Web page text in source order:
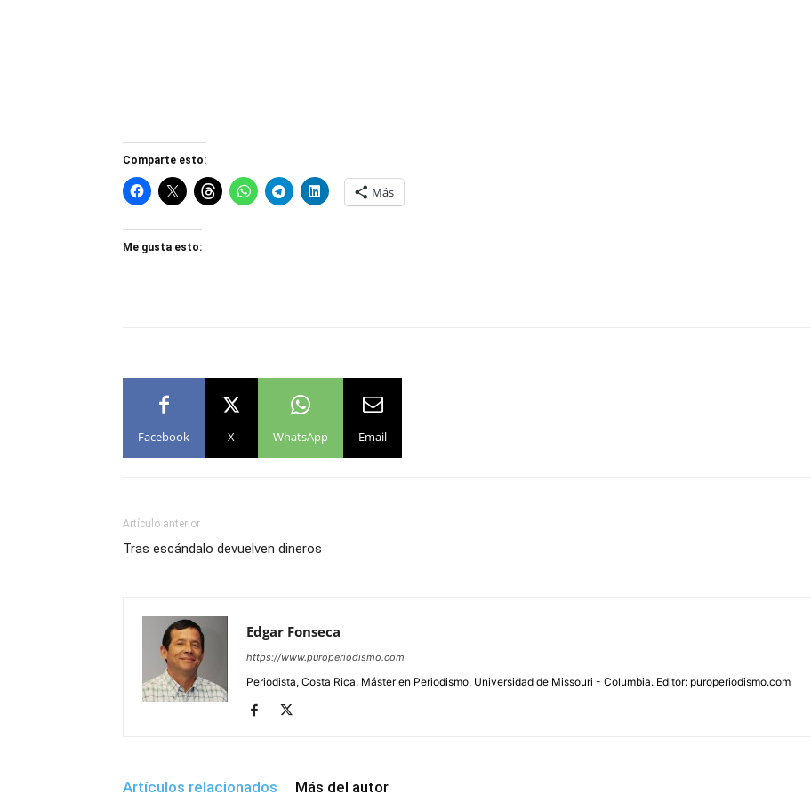
Comparte esto:
Más
Me gusta esto:
Facebook X WhatsApp Email
Artículo anterior
Tras escándalo devuelven dineros
Edgar Fonseca
https://www.puroperiodismo.com
Periodista, Costa Rica. Máster en Periodismo, Universidad de Missouri - Columbia. Editor: puroperiodismo.com
Artículos relacionados Más del autor